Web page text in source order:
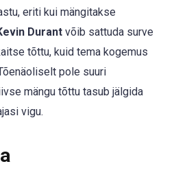
eriti kui mängitakse
Durant võib sattuda surve
tõttu, kuid tema kogemus
pole suuri
mängu tõttu tasub jälgida
vigu.